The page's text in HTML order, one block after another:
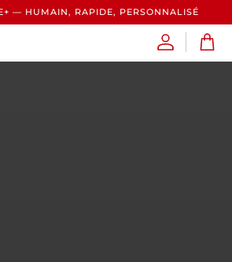
— HUMAIN, RAPIDE, PERSONNALISÉ